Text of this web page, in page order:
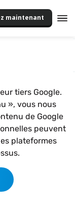
maintenant
tiers Google.
», vous nous
de Google
peuvent
plateformes